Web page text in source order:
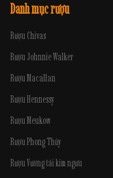
Danh mục rượu
Rượu Chivas
Rượu Johnnie Walker
Rượu Macallan
Rượu Hennessy
Rượu Meukow
Rượu Phong Thủy
Rượu Vương tài kim ngưu